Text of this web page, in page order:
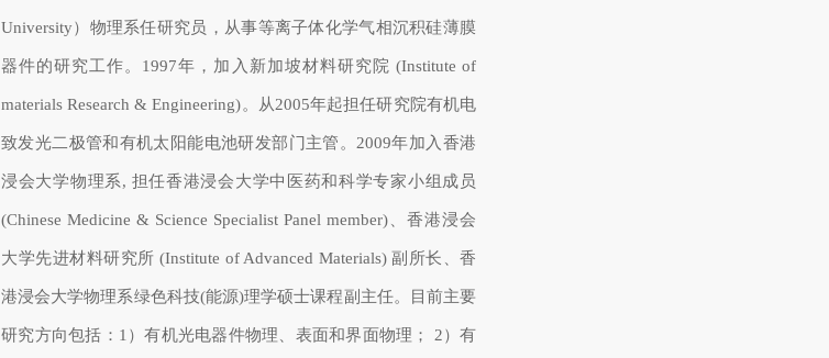
University）物理系任研究员，从事等离子体化学气相沉积硅薄膜
器件的研究工作。1997年，加入新加坡材料研究院 (Institute of
materials Research & Engineering)。从2005年起担任研究院有机电
致发光二极管和有机太阳能电池研发部门主管。2009年加入香港
浸会大学物理系, 担任香港浸会大学中医药和科学专家小组成员
(Chinese Medicine & Science Specialist Panel member)、香港浸会
大学先进材料研究所 (Institute of Advanced Materials) 副所长、香
港浸会大学物理系绿色科技(能源)理学硕士课程副主任。目前主要
研究方向包括：1）有机光电器件物理、表面和界面物理； 2）有